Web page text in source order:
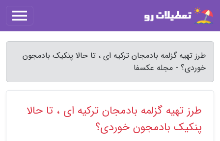
طرز تهیه گزلمه بادمجان ترکیه ای ، تا حالا پنکیک بادمجون
خوردی؟ - مجله عکسفا
طرز تهیه گزلمه بادمجان ترکیه ای ، تا حالا
پنکیک بادمجون خوردی؟